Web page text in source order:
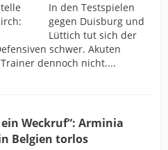
In den Testspielen
gegen Duisburg und
Lüttich tut sich der
schwer. Akuten
dennoch nicht....
Weckruf“: Arminia
Belgien torlos